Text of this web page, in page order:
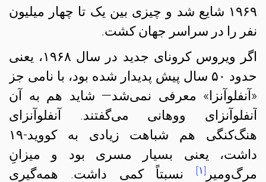
۱۹۶۹ شایع شد و چیزی بین یک تا چهار میلیون
نفر را در سراسر جهان کشت.
اگر ویروس کرونای جدید در سال ۱۹۶۸، یعنی
حدود ۵۰ سال پیش پدیدار شده بود، با نامی جز
«آنفلوآنزا» معرفی نمی‌شد— شاید هم به آن
آنفلوآنزای ووهانی می‌گفتند. آنفلوآنزای
هنگ‌کنگی هم شباهت زیادی به کووید-۱۹
داشت، یعنی بسیار مسری بود و میزانِ
مرگ‌و‌میرِ [۱]
نسبتاً کمی داشت. همه‌گیری